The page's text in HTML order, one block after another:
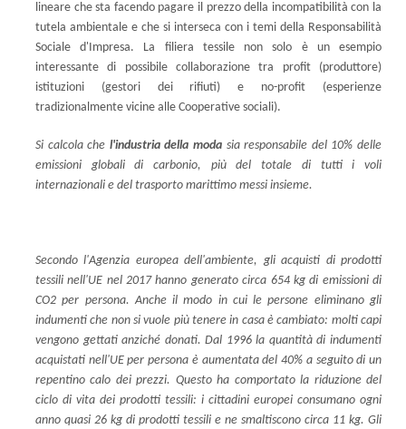
lineare che sta facendo pagare il prezzo della incompatibilità con la
tutela ambientale e che si interseca con i temi della Responsabilità
Sociale d'Impresa. La filiera tessile non solo è un esempio
interessante di possibile collaborazione tra profit (produttore)
istituzioni (gestori dei rifiuti) e no-profit (esperienze
tradizionalmente vicine alle Cooperative sociali).
Si calcola che l'industria della moda sia responsabile del 10% delle
emissioni globali di carbonio, più del totale di tutti i voli
internazionali e del trasporto marittimo messi insieme.
Secondo l'Agenzia europea dell'ambiente, gli acquisti di prodotti
tessili nell'UE nel 2017 hanno generato circa 654 kg di emissioni di
CO2 per persona. Anche il modo in cui le persone eliminano gli
indumenti che non si vuole più tenere in casa è cambiato: molti capi
vengono gettati anziché donati. Dal 1996 la quantità di indumenti
acquistati nell'UE per persona è aumentata del 40% a seguito di un
repentino calo dei prezzi. Questo ha comportato la riduzione del
ciclo di vita dei prodotti tessili: i cittadini europei consumano ogni
anno quasi 26 kg di prodotti tessili e ne smaltiscono circa 11 kg. Gli